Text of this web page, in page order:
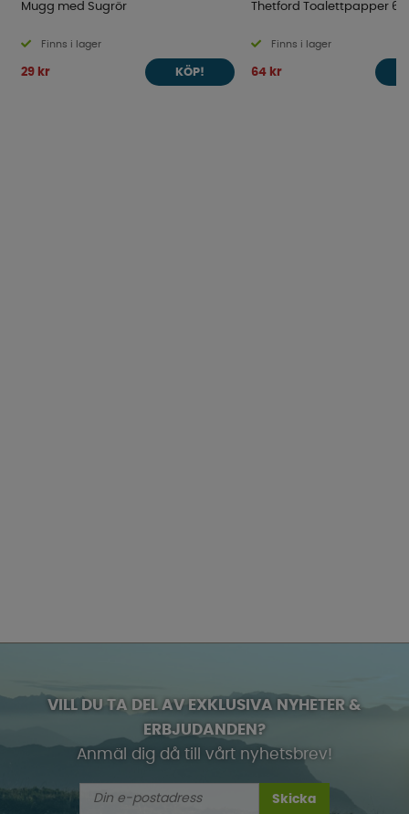
Mugg med Sugrör
Finns i lager
29 kr KÖP!
Thetford Toalettpapper 6-
Finns i lager
64 kr
VILL DU TA DEL AV EXKLUSIVA NYHETER &
ERBJUDANDEN?
Anmäl dig då till vårt nyhetsbrev!
Skicka